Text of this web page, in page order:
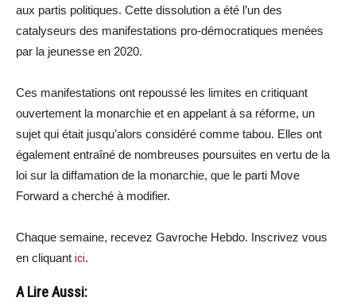
aux partis politiques. Cette dissolution a été l’un des
catalyseurs des manifestations pro-démocratiques menées
par la jeunesse en 2020.
Ces manifestations ont repoussé les limites en critiquant
ouvertement la monarchie et en appelant à sa réforme, un
sujet qui était jusqu’alors considéré comme tabou. Elles ont
également entraîné de nombreuses poursuites en vertu de la
loi sur la diffamation de la monarchie, que le parti Move
Forward a cherché à modifier.
Chaque semaine, recevez Gavroche Hebdo. Inscrivez vous
en cliquant ici.
A Lire Aussi: